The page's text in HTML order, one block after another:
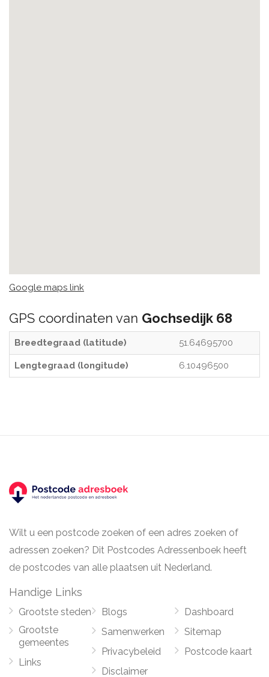
Google maps link
GPS coordinaten van Gochsedijk 68
Breedtegraad (latitude) 51.64695700
Lengtegraad (longitude) 6.10496500
Wilt u een postcode zoeken of een adres zoeken of
adressen zoeken? Dit Postcodes Adressenboek heeft
de postcodes van alle plaatsen uit Nederland.
Handige Links
Grootste steden
Grootste
gemeentes
Links
Blogs
Samenwerken
Privacybeleid
Disclaimer
Dashboard
Sitemap
Postcode kaart